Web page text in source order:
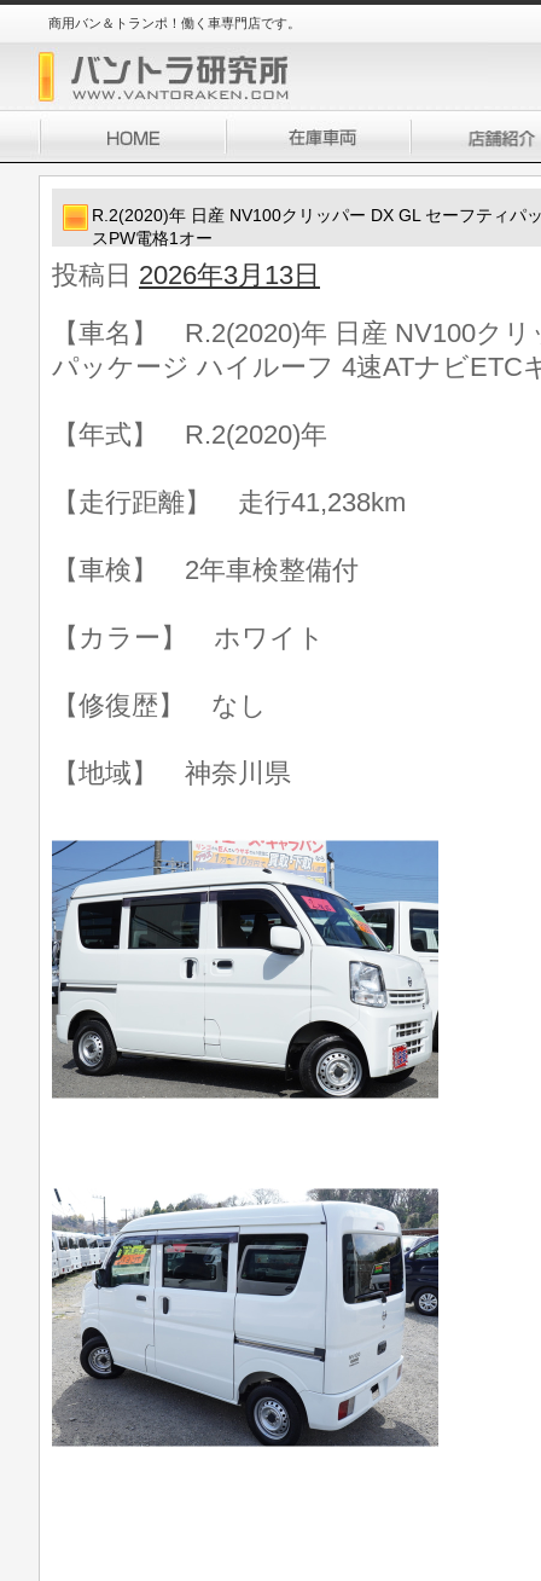
商用バン＆トランポ！働く車専門店です。
R.2(2020)年 日産 NV100クリッパー DX GL セーフティパ
スPW電格1オー
投稿日 2026年3月13日
【車名】 R.2(2020)年 日産 NV100ク
パッケージ ハイルーフ 4速ATナビETC
【年式】 R.2(2020)年
【走行距離】 走行41,238km
【車検】 2年車検整備付
【カラー】 ホワイト
【修復歴】 なし
【地域】 神奈川県